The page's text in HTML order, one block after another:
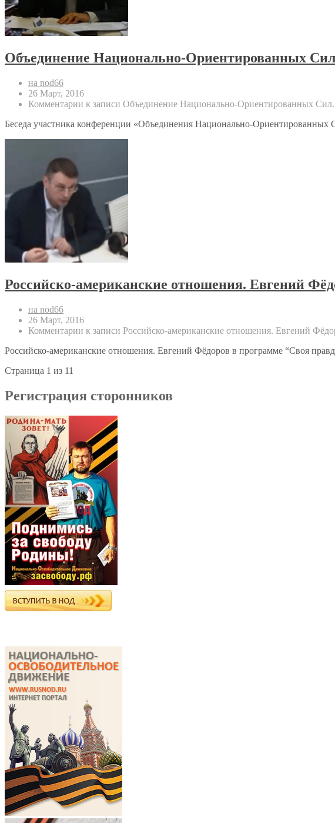
Объединение Национально-Ориентированных
на nod66
26 Март, 2016
Комментарии к записи Объединение Национально-Ориентированных
Беседа участника конференции «Объединения Национально-
Российско-американские отношения. Евгений
на nod66
26 Март, 2016
Комментарии к записи Российско-американские отношения. Евгений
Российско-американские отношения. Евгений Фёдоров в программе “Своя
Страница 1 из 11
Регистрация сторонников